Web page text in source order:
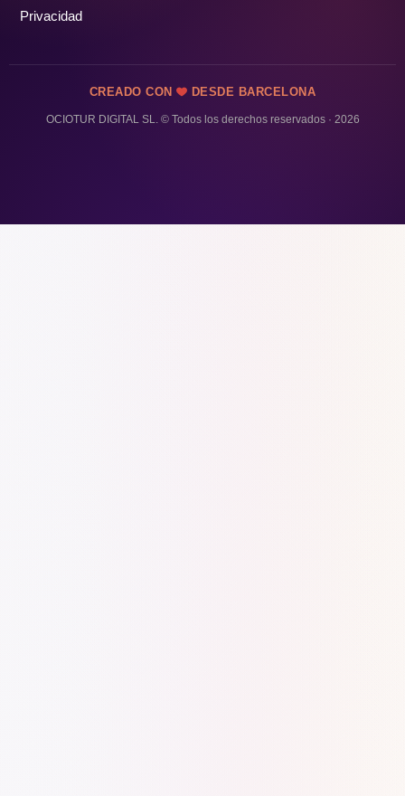
Privacidad
CREADO CON DESDE BARCELONA
OCIOTUR DIGITAL SL. © Todos los derechos reservados · 2026